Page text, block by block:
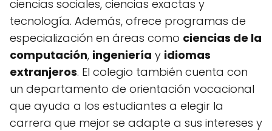
ciencias sociales, ciencias exactas y
tecnología. Además, ofrece programas de
especialización en áreas como ciencias de la
computación, ingeniería y idiomas
extranjeros. El colegio también cuenta con
un departamento de orientación vocacional
que ayuda a los estudiantes a elegir la
carrera que mejor se adapte a sus intereses y